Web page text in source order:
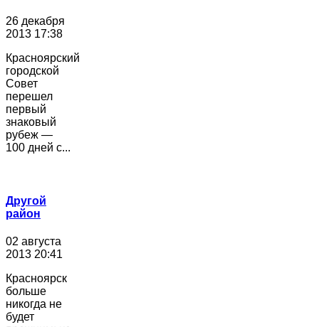
26 декабря
2013 17:38
Красноярский
городской
Совет
перешел
первый
знаковый
рубеж —
100 дней с...
Другой
район
02 августа
2013 20:41
Красноярск
больше
никогда не
будет